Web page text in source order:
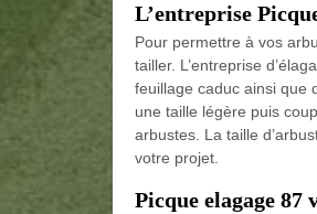
L’entreprise
Pour permettre à vos
tailler. L’entreprise
feuillage caduc ainsi que
une taille légère puis
arbustes. La taille
votre projet.
Picque elagage